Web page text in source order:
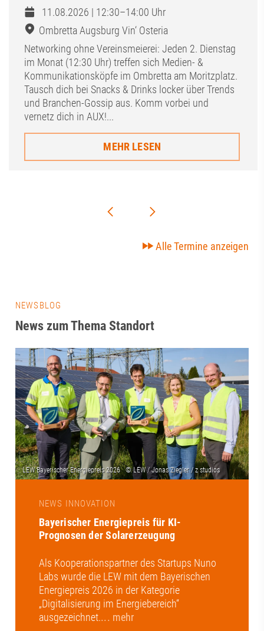
11.08.2026 | 12:30–14:00 Uhr
Ombretta Augsburg Vin‘ Osteria
Networking ohne Vereinsmeierei: Jeden 2. Dienstag
im Monat (12:30 Uhr) treffen sich Medien- &
Kommunikationsköpfe im Ombretta am Moritzplatz.
Tausch dich bei Snacks & Drinks locker über Trends
und Branchen-Gossip aus. Komm vorbei und
vernetz dich in AUX!...
MEHR LESEN
Alle Termine anzeigen
NEWSBLOG
News zum Thema Standort
NEWS INNOVATION
Bayerischer Energiepreis für KI-
Prognosen der Solarerzeugung
Als Kooperationspartner des Startups Nuno
Labs wurde die LEW mit dem Bayerischen
Energiepreis 2026 in der Kategorie
„Digitalisierung im Energiebereich“
ausgezeichnet.... mehr